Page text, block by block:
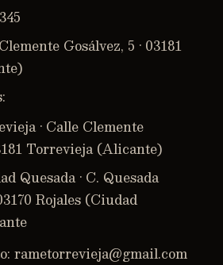
Gosálvez, 5 · 03181
· Calle Clemente
Torrevieja (Alicante)
Quesada · C. Quesada
Rojales (Ciudad
rametorrevieja@gmail.com